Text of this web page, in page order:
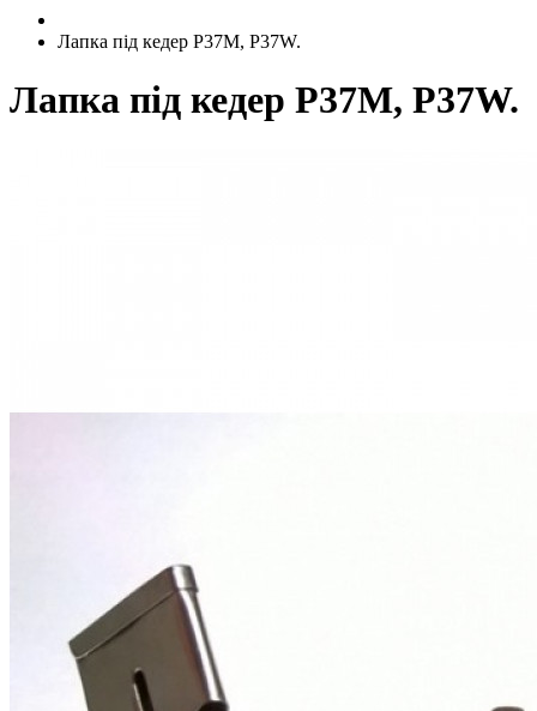
Лапка під кедер P37M, P37W.
Лапка під кедер P37M, P37W.